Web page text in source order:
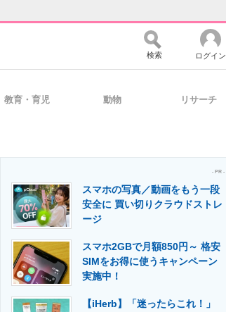
のコミュニティ マーケ×ITの今がよく分かる
入・活用を支援
検索 ログイン
教育・育児 動物 リサーチ
- PR -
スマホの写真／動画をもう一段
安全に 買い切りクラウドストレ
ージ
スマホ2GBで月額850円～ 格安
SIMをお得に使うキャンペーン
実施中！
【iHerb】「迷ったらこれ！」